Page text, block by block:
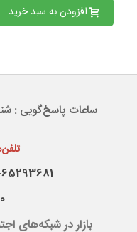
افزودن به سبد خرید
ساعات پاسخ‌گویی : شنبه تا
65293681
بازار در شبکه‌های